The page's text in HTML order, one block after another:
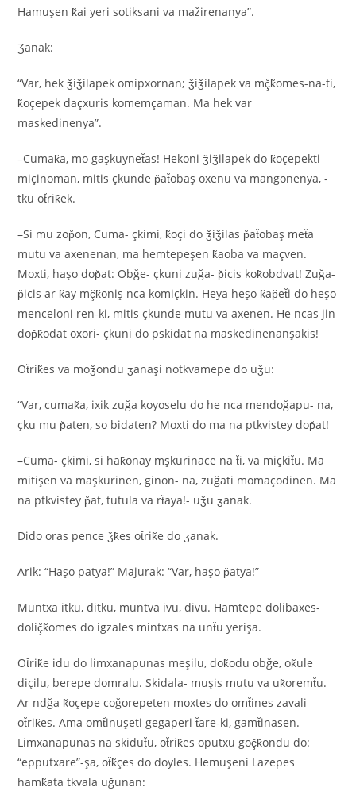
Hamuşen k̆ai yeri sotiksani va mažirenanya”.
Ʒanak:
“Var, hek ǯiǯilapek omipxornan; ǯiǯilapek va mç̆k̆omes-na-ti,
k̆oçepek daçxuris komemçaman. Ma hek var
maskedinenya”.
–Cumak̆a, mo gaşkuynet̆as! Hekoni ǯiǯilapek do k̆oçepekti
miçinoman, mitis çkunde p̆at̆obaş oxenu va mangonenya, -
tku ot̆rik̆ek.
–Si mu zop̆on, Cuma- çkimi, k̆oçi do ǯiǯilas p̆at̆obaş met̆a
mutu va axenenan, ma hemtepeşen k̆aoba va maçven.
Moxti, haşo dop̆at: Obğe- çkuni zuğa- p̆icis kok̆obdvat! Zuğa-
p̆icis ar k̆ay mç̆k̆oniş nca komiçkin. Heya heşo k̆ap̆et̆i do heşo
menceloni ren-ki, mitis çkunde mutu va axenen. He ncas jin
dop̆k̆odat oxori- çkuni do pskidat na maskedinenanşakis!
Ot̆rik̆es va moǯondu ʒanaşi notkvamepe do uǯu:
“Var, cumak̆a, ixik zuğa koyoselu do he nca mendoğapu- na,
çku mu p̆aten, so bidaten? Moxti do ma na ptkvistey dop̆at!
–Cuma- çkimi, si hak̆onay mşkurinace na t̆i, va miçkit̆u. Ma
mitişen va maşkurinen, ginon- na, zuğati momaçodinen. Ma
na ptkvistey p̆at, tutula va rt̆aya!- uǯu ʒanak.
Dido oras pence ǯk̆es ot̆rik̆e do ʒanak.
Arik: “Haşo patya!” Majurak: “Var, haşo p̆atya!”
Muntxa itku, ditku, muntva ivu, divu. Hamtepe dolibaxes-
doliç̆k̆omes do igzales mintxas na unt̆u yerişa.
Ot̆rik̆e idu do limxanapunas meşilu, dok̆odu obğe, ok̆ule
diçilu, berepe domralu. Skidala- muşis mutu va uk̆oremt̆u.
Ar ndğa k̆oçepe coğorepeten moxtes do omt̆ines zavali
ot̆rik̆es. Ama omt̆inuşeti gegaperi t̆are-ki, gamt̆inasen.
Limxanapunas na skidut̆u, ot̆rik̆es oputxu goç̆k̆ondu do:
“epputxare”-şa, ot̆k̆çes do doyles. Hemuşeni Lazepes
hamk̆ata tkvala uğunan: